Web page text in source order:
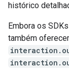
histórico
Embora os
também